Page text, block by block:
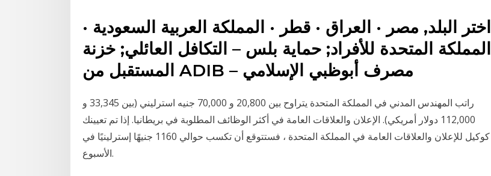
اختر البلد, مصر · العراق · قطر · المملكة العربية السعودية ·
المملكة المتحدة للأفراد; حماية بلس – التكافل العائلي; خزنة
راتب المهندس المدني في المملكة المتحدة يتراوح بين 20,800 و 70,000 جنيه استرليني (بين 33,345 و
112,000 دولار أمريكي). الإعلان والعلاقات العامة في أكثر الوظائف المطلوبة في بريطانيا. إذا تم تعيينك
كوكيل للإعلان والعلاقات العامة في المملكة المتحدة ، فستتوقع أن تكسب حوالي 1160 جنيهًا إسترلينيًا في
الأسبوع.